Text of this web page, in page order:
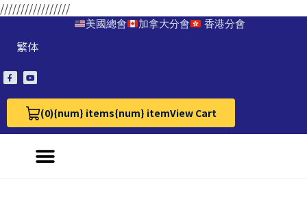
/////////////////
美國總會 加拿大分會 香港分會
繁体
(0)
View Cart 0{num} items{num} itemView Cart